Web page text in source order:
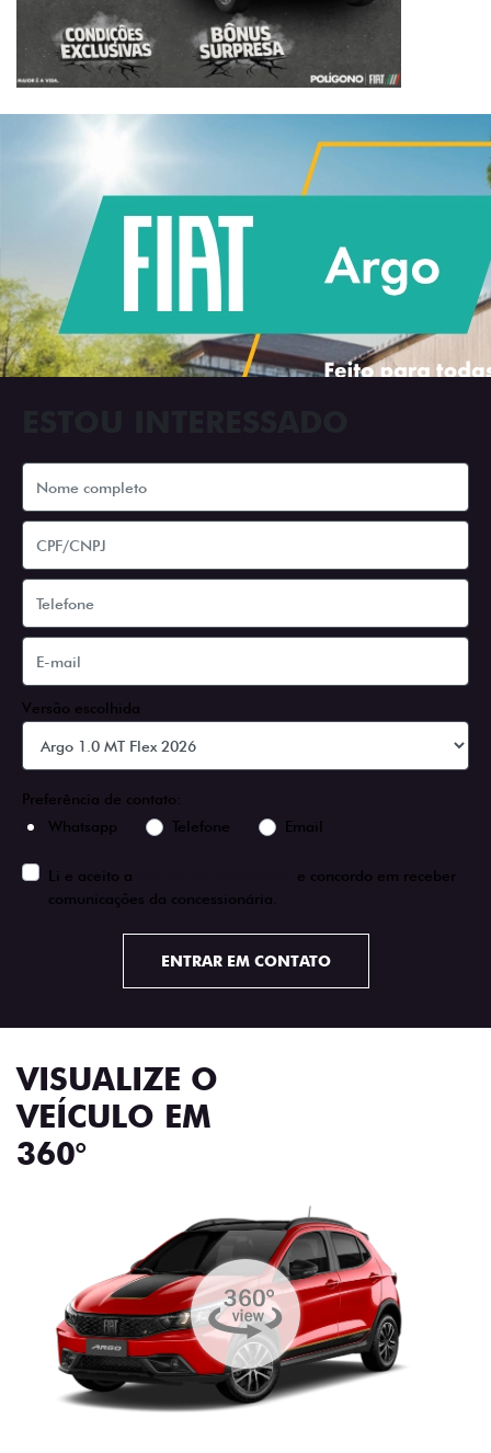
Versão escolhida
Preferência de contato:
Whatsapp
Telefone Email
Li e aceito a
e concordo em receber
comunicações da concessionária.
ENTRAR EM CONTATO
VISUALIZE O
VEÍCULO EM
360°